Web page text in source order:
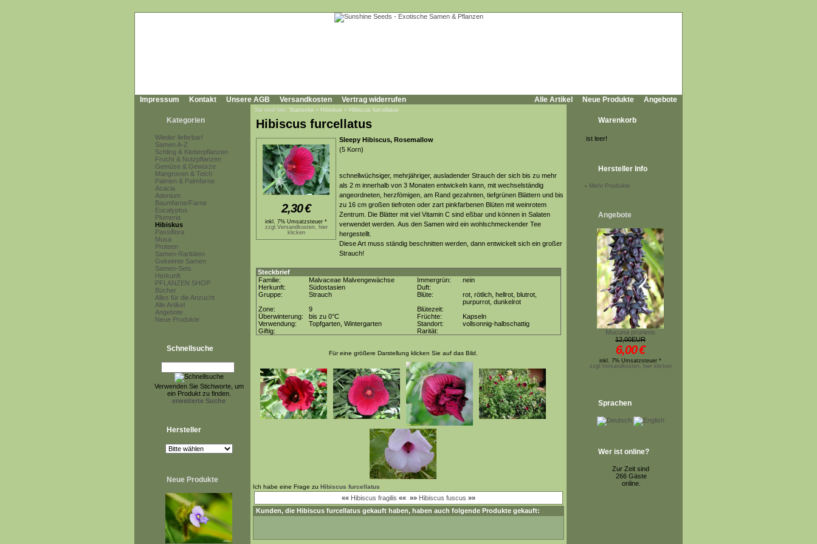
Impressum Kontakt Unsere AGB Versandkosten Vertrag widerrufen Alle Artikel Neue Produkte Angebote
Kategorien
Wieder lieferbar!
Samen A-Z
Schling & Kletterpflanzen
Frucht & Nutzpflanzen
Gemüse & Gewürze
Mangroven & Teich
Palmen & Palmfarne
Acacia
Adenium
Baumfarne/Farne
Eucalyptus
Plumeria
Hibiskus
Passiflora
Musa
Proteen
Samen-Raritäten
Gekeimte Samen
Samen-Sets
Herkunft
PFLANZEN SHOP
Bücher
Alles für die Anzucht
Alle Artikel
Angebote
Neue Produkte
Schnellsuche
Verwenden Sie Stichworte, um
ein Produkt zu finden.
erweiterte Suche
Hersteller
Neue Produkte
Sie sind hier: Startseite » Hibiskus » Hibiscus furcellatus
Hibiscus furcellatus
2,30€
inkl. 7% Umsatzsteuer *
zzgl.Versandkosten, hier
klicken
Sleepy Hibiscus, Rosemallow
(5 Korn)
schnellwüchsiger, mehrjähriger, ausladender Strauch der sich bis zu mehr
als 2 m innerhalb von 3 Monaten entwickeln kann, mit wechselständig
angeordneten, herzfömigen, am Rand gezahnten, tiefgrünen Blättern und bis
zu 16 cm großen tiefroten oder zart pinkfarbenen Blüten mit weinrotem
Zentrum. Die Blätter mit viel Vitamin C sind eßbar und können in Salaten
verwendet werden. Aus den Samen wird ein wohlschmeckender Tee
hergestellt.
Diese Art muss ständig beschnitten werden, dann entwickelt sich ein großer
Strauch!
Steckbrief
Familie:
Malvaceae Malvengewächse Immergrün:
nein
Herkunft:
Südostasien
Duft:
Gruppe:
Strauch Blüte:
rot, rötlich, hellrot, blutrot,
purpurrot, dunkelrot
Zone:
9
Blütezeit:
Überwinterung:
bis zu 0°C Früchte:
Kapseln
Verwendung:
Topfgarten, Wintergarten Standort:
vollsonnig-halbschattig
Giftig:
Rarität:
Für eine größere Darstellung klicken Sie auf das Bild.
Ich habe eine Frage zu Hibiscus furcellatus
«« Hibiscus fragilis «« »» Hibiscus fuscus »»
Kunden, die Hibiscus furcellatus gekauft haben, haben auch folgende Produkte gekauft:
Warenkorb
ist leer!
Hersteller Info
- Mehr Produkte
Angebote
Mucuna pruriens
12,00EUR
6,00€
inkl. 7% Umsatzsteuer *
zzgl.Versandkosten, hier klicken
Sprachen
Wer ist online?
Zur Zeit sind
266 Gäste
online.